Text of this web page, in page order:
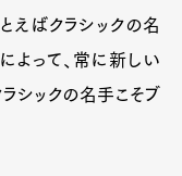
えばクラシックの名
って、常に新しい
シックの名手こそブ